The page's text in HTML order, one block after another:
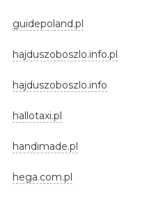
guidepoland.pl
hajduszoboszlo.info.pl
hajduszoboszlo.info
hallotaxi.pl
handimade.pl
hega.com.pl